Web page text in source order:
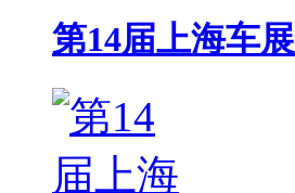
第14届上海车展